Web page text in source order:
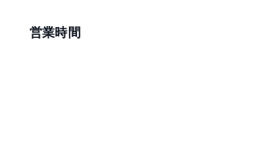
営業時間